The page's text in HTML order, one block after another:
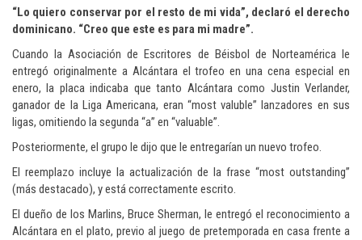
“Lo quiero conservar por el resto de mi vida”, declaró el derecho
dominicano. “Creo que este es para mi madre”.
Cuando la Asociación de Escritores de Béisbol de Norteamérica le
entregó originalmente a Alcántara el trofeo en una cena especial en
enero, la placa indicaba que tanto Alcántara como Justin Verlander,
ganador de la Liga Americana, eran “most valuble” lanzadores en sus
ligas, omitiendo la segunda “a” en “valuable”.
Posteriormente, el grupo le dijo que le entregarían un nuevo trofeo.
El reemplazo incluye la actualización de la frase “most outstanding”
(más destacado), y está correctamente escrito.
El dueño de los Marlins, Bruce Sherman, le entregó el reconocimiento a
Alcántara en el plato, previo al juego de pretemporada en casa frente a